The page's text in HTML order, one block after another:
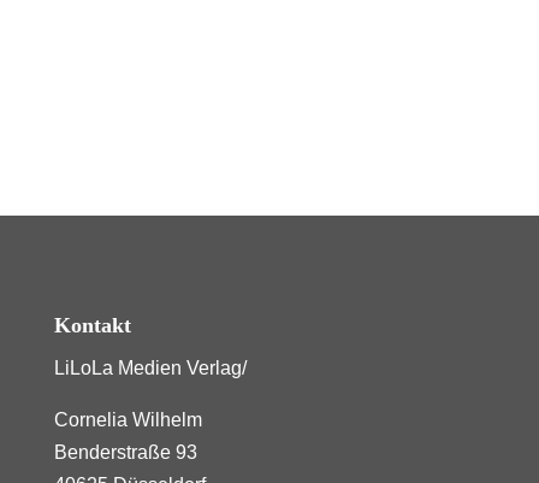
Kontakt
LiLoLa Medien Verlag/
Cornelia Wilhelm
Benderstraße 93